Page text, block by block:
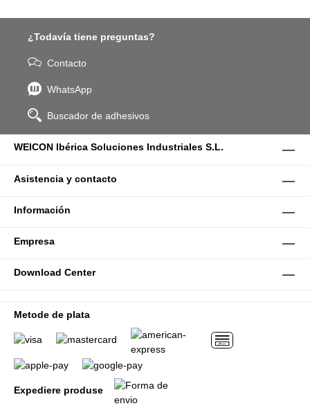
¿Todavía tiene preguntas?
Contacto
WhatsApp
Buscador de adhesivos
WEICON Ibérica Soluciones Industriales S.L.
Asistencia y contacto
Información
Empresa
Download Center
Metode de plata
Expediere produse